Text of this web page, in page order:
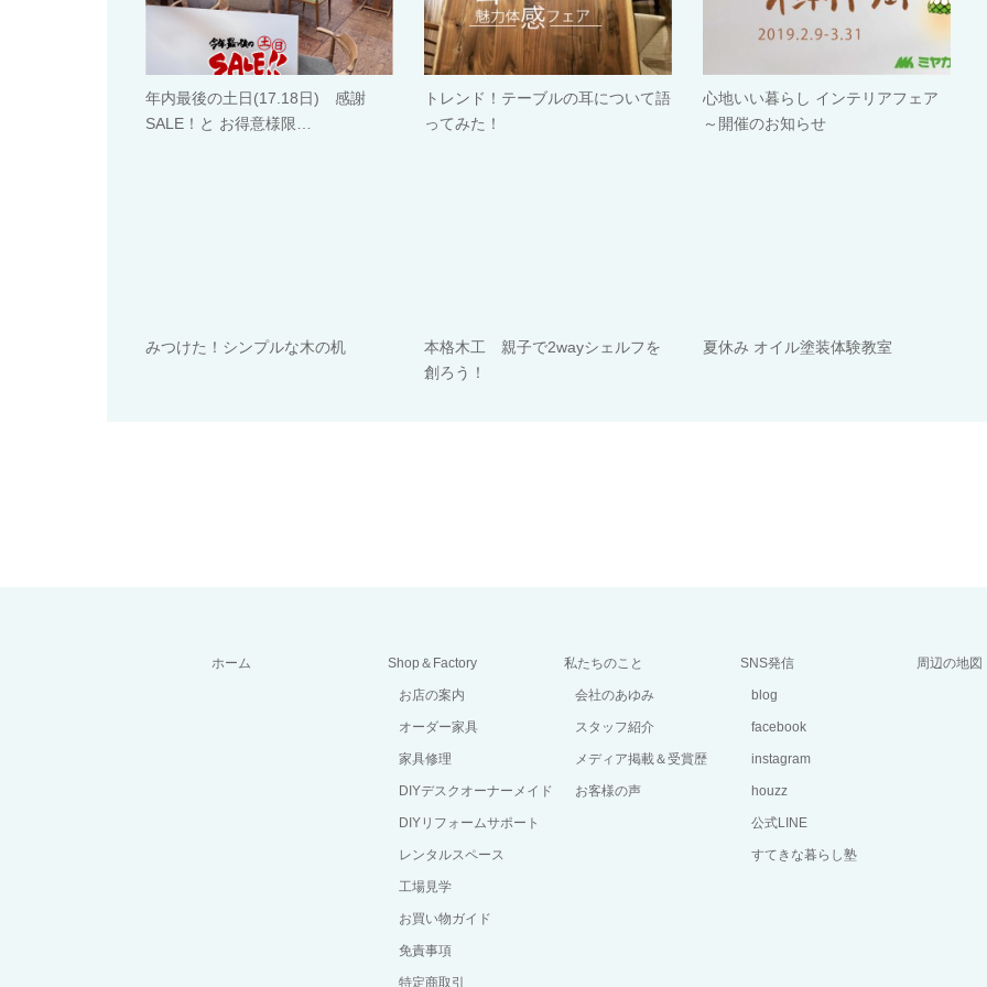
年内最後の土日(17.18日) 感謝
SALE！と お得意様限…
トレンド！テーブルの耳について語
ってみた！
心地いい暮らし インテリアフェア
～開催のお知らせ
みつけた！シンプルな木の机
本格木工 親子で2wayシェルフを
創ろう！
夏休み オイル塗装体験教室
ホーム Shop＆Factory
お店の案内
オーダー家具
家具修理
DIYデスクオーナーメイド
DIYリフォームサポート
レンタルスペース
工場見学
お買い物ガイド
免責事項
特定商取引
私たちのこと
会社のあゆみ
スタッフ紹介
メディア掲載＆受賞歴
お客様の声
SNS発信
blog
facebook
instagram
houzz
公式LINE
すてきな暮らし塾
周辺の地図